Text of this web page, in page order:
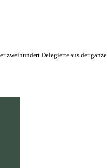
zweihundert Delegierte aus der